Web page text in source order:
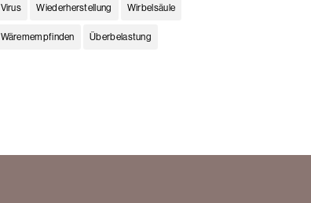
Virus Wiederherstellung Wirbelsäule
Wäremempfinden Überbelastung